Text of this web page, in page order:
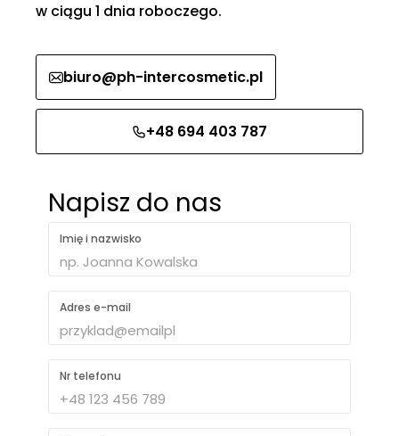
w ciągu 1 dnia roboczego.
biuro@ph-intercosmetic.pl
+48 694 403 787
Napisz do nas
Imię i nazwisko
Adres e-mail
Nr telefonu